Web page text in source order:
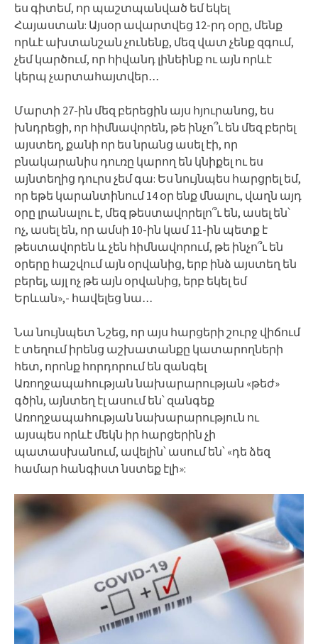
ես գիտեմ, որ պաշտպանված եմ եկել
Հայաստան: Այսօր ավարտվեց 12-րդ օրը, մենք
որևէ ախտանշան չունենք, մեզ վատ չենք զգում,
չեմ կարծում, որ հիվանդ լինեինք ու այն որևէ
կերպ չարտահայտվեր․․․
Մարտի 27-ին մեզ բերեցին այս հյուրանոց, ես
խնդրեցի, որ հիմնավորեն, թե ինչո՞ւ են մեզ բերել
այստեղ, քանի որ ես նրանց ասել էի, որ
բնակարանիս դուռը կարող են կնիքել ու ես
այնտեղից դուրս չեմ գա: Ես նույնպես հարցրել եմ,
որ եթե կարանտինում 14 օր ենք մնալու, վաղն այդ
օրը լրանալու է, մեզ թեստավորելո՞ւ են, ասել են՝
ոչ, ասել են, որ ամսի 10-ին կամ 11-ին պետք է
թեստավորեն և չեն հիմնավորում, թե ինչո՞ւ են
օրերը հաշվում այն օրվանից, երբ ինձ այստեղ են
բերել, այլ ոչ թե այն օրվանից, երբ եկել եմ
Երևան»,- հավելեց նա․․․
Նա նույնպետ Նշեց, որ այս հարցերի շուրջ վիճում
է տեղում իրենց աշխատանքը կատարողների
հետ, որոնք հորդորում են զանգել
Առողջապահության նախարարության «թեժ»
գծին, այնտեղ էլ ասում են՝ զանգեք
Առողջապահության նախարարություն ու
այսպես որևէ մեկն իր հարցերին չի
պատասխանում, ավելին՝ ասում են՝ «դե ձեզ
համար հանգիստ նստեք էլի»: